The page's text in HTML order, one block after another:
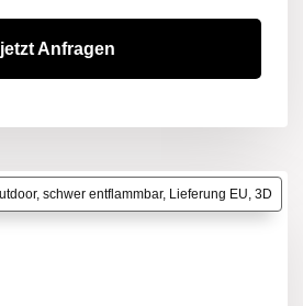
jetzt Anfragen
schwer entflammbar, Lieferung EU, 3D